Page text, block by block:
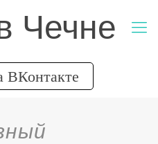
Чечне
ВКонтакте